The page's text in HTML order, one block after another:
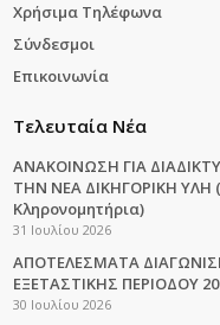
Χρήσιμα Τηλέφωνα
Σύνδεσμοι
Επικοινωνία
Τελευταία Νέα
ΑΝΑΚΟΙΝΩΣΗ ΓΙΑ
ΤΗΝ ΝΕΑ ΔΙΚΗΓΟΡΙΚΗ ΥΛΗ
Κληρονομητήρια)
31 Ιουλίου 2026
ΑΠΟΤΕΛΕΣΜΑΤΑ
ΕΞΕΤΑΣΤΙΚΗΣ ΠΕΡΙΟΔΟΥ
30 Ιουλίου 2026